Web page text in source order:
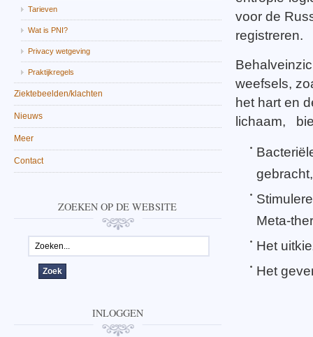
voor de
registreren.
weefsels,
het hart en
lichaam,
gebracht,
Meta-
Het
Het
Tarieven
Wat is PNI?
Privacy wetgeving
Praktijkregels
Ziektebeelden/klachten
Nieuws
Meer
Contact
ZOEKEN OP DE WEBSITE
INLOGGEN